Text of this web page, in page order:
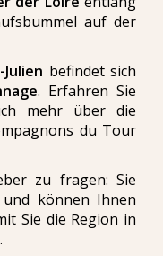
auf der
befindet sich
. Erfahren Sie
mehr über die
du Tour
zu fragen: Sie
und können Ihnen
Sie die Region in